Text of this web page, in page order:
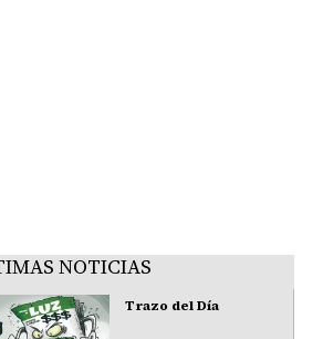
NOTICIAS
Trazo del Día